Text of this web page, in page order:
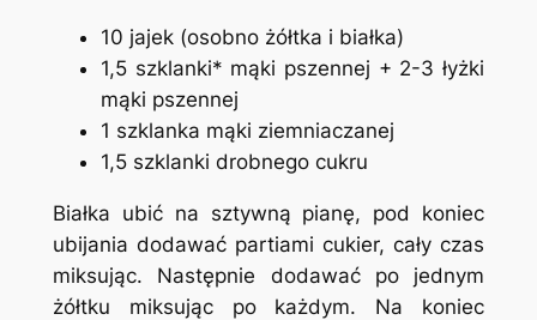
10 jajek (osobno żółtka i białka)
1,5 szklanki* mąki pszennej + 2-3 łyżki
mąki pszennej
1 szklanka mąki ziemniaczanej
1,5 szklanki drobnego cukru
Białka ubić na sztywną pianę, pod koniec
ubijania dodawać partiami cukier, cały czas
miksując. Następnie dodawać po jednym
żółtku miksując po każdym. Na koniec